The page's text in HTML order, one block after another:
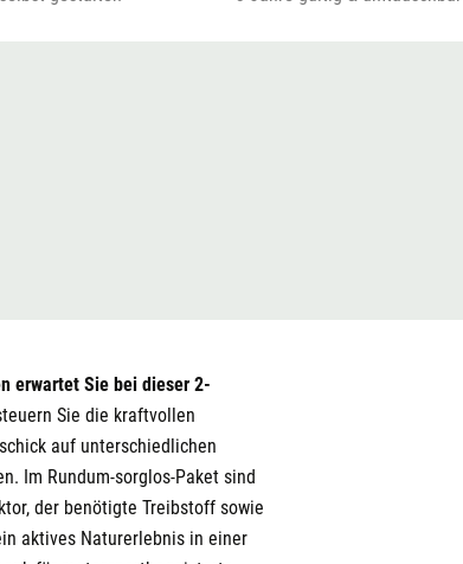
erwartet Sie bei dieser 2-
Sie die kraftvollen
auf unterschiedlichen
Im Rundum-sorglos-Paket sind
der benötigte Treibstoff sowie
aktives Naturerlebnis in einer